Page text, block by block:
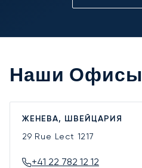
Наши Офисы
ЖЕНЕВА, ШВЕЙЦАРИЯ
29 Rue Lect 1217
+41 22 782 12 12